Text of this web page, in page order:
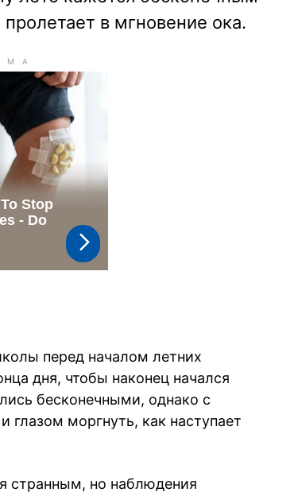
в мгновение ока.
перед началом летних
дня, чтобы наконец начался
бесконечными, однако с
глазом моргнуть, как наступает
странным, но наблюдения